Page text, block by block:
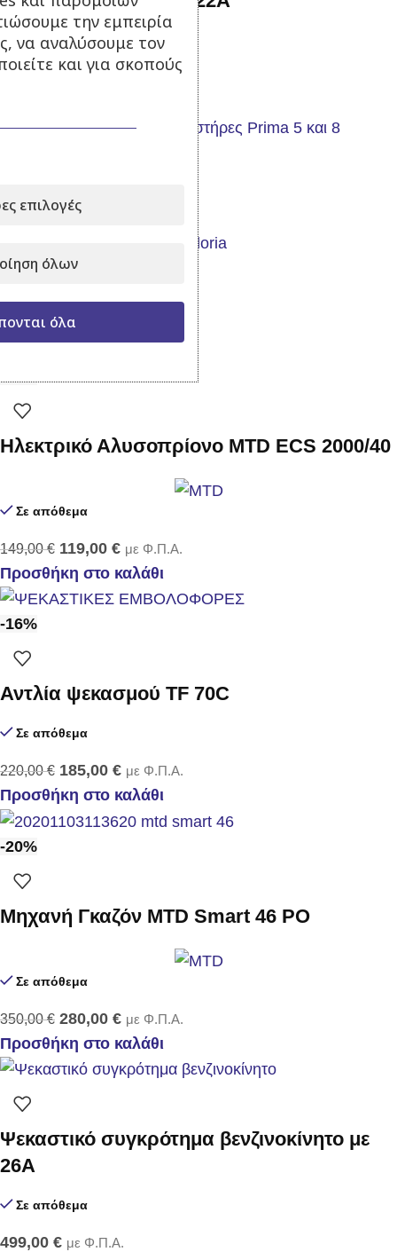
Σε απόθεμα
με Φ.Π.Α.
Αυτόματη αντλία
Σε απόθεμα
99,00€ με Φ.Π.Α.
Προσθήκη στο καλάθι
Ηλεκτρικό Αλυσοπρίονο MTD ECS 2000/40
Σε απόθεμα
149,00€ 119,00 € με Φ.Π.Α.
Προσθήκη στο καλάθι
-16%
Αντλία ψεκασμού TF 70C
Σε απόθεμα
220,00€ 185,00 € με Φ.Π.Α.
Προσθήκη στο καλάθι
-20%
Μηχανή Γκαζόν MTD Smart 46 PO
Σε απόθεμα
350,00€ 280,00 € με Φ.Π.Α.
Προσθήκη στο καλάθι
Ψεκαστικό συγκρότημα βενζινοκίνητο με
26Α
Σε απόθεμα
499,00 € με Φ.Π.Α.
την εμπειρία
να αναλύσουμε τον
και για σκοπούς
επιλογές
όλων
όλα